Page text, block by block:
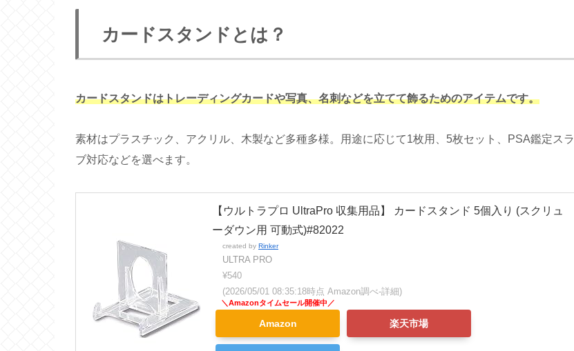
カードスタンドとは？
カードスタンドはトレーディングカードや写真、名刺などを立てて飾るためのアイテムです。
素材はプラスチック、アクリル、木製など多種多様。用途に応じて1枚用、5枚セット、PSA鑑定スラ
ブ対応などを選べます。
【ウルトラプロ UltraPro 収集用品】 カードスタンド 5個入り (スクリュ
ーダウン用 可動式)#82022
created by Rinker
ULTRA PRO
¥540
(2026/05/01 08:35:18時点 Amazon調べ-詳細)
Amazon 楽天市場